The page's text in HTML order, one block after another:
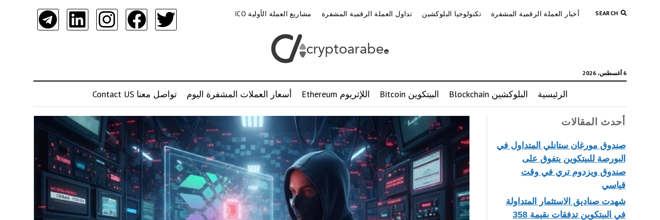
SEARCH أخبار العملة الرقمية المشفرة تكنولوجيا البلوكشين تداول العملة الرقمية المشفرة مشاريع العملة الأولية ICO
6 أغسطس، 2026
الرئيسية البلوكشين Blockchain البيتكوين Bitcoin اللإثريوم Ethereum أسعار العملات المشفرة اليوم تواصل معنا Contact US
أحدث المقالات
صندوق مورغان ستانلي المتداول في
البورصة للبيتكوين يتفوق على
صندوق ويزدوم تري في وقت
قياسي
شهدت صناديق الاستثمار المتداولة
في البيتكوين تدفقات بقيمة 358